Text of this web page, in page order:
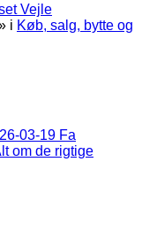
Vejle
i Køb, salg, bytte og
03-19 Fa
om de rigtige